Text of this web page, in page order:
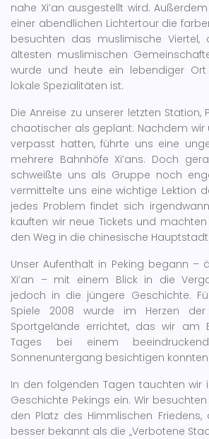
nahe Xi’an ausgestellt wird.
einer abendlichen Lichtertour die
besuchten das muslimische
ältesten muslimischen
wurde und heute ein lebendiger
lokale Spezialitäten ist.
Die Anreise zu unserer letzten Station,
chaotischer als geplant: Nachdem wir
verpasst hatten, führte uns eine
mehrere Bahnhöfe Xi’ans. Doch
schweißte uns als Gruppe noch
vermittelte uns eine wichtige Lektion
jedes Problem findet sich
kauften wir neue Tickets und
den Weg in die chinesische Hauptstadt.
Unser Aufenthalt in Peking begann –
Xi’an – mit einem Blick in die
jedoch in die jüngere Geschichte.
Spiele 2008 wurde im Herzen
Sportgelände errichtet, das wir am
Tages bei einem
Sonnenuntergang besichtigen konnten.
In den folgenden Tagen tauchten wir
Geschichte Pekings ein. Wir
den Platz des Himmlischen
besser bekannt als die „Verbotene